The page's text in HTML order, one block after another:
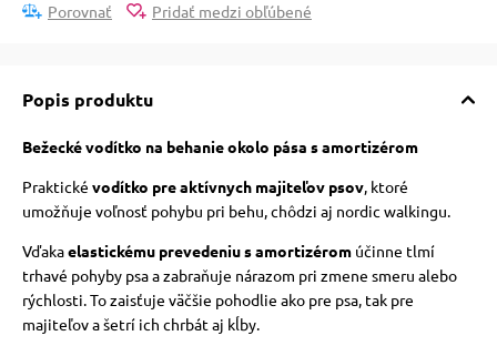
Porovnať Pridať medzi obľúbené
Popis produktu
Bežecké vodítko na behanie okolo pása s amortizérom
Praktické vodítko pre aktívnych majiteľov psov, ktoré
umožňuje voľnosť pohybu pri behu, chôdzi aj nordic walkingu.
Vďakaelastickému prevedeniu s amortizéromúčinne tlmí
trhavé pohyby psa a zabraňuje nárazom pri zmene smeru alebo
rýchlosti. To zaisťuje väčšie pohodlie ako pre psa, tak pre
majiteľov a šetrí ich chrbát aj kĺby.